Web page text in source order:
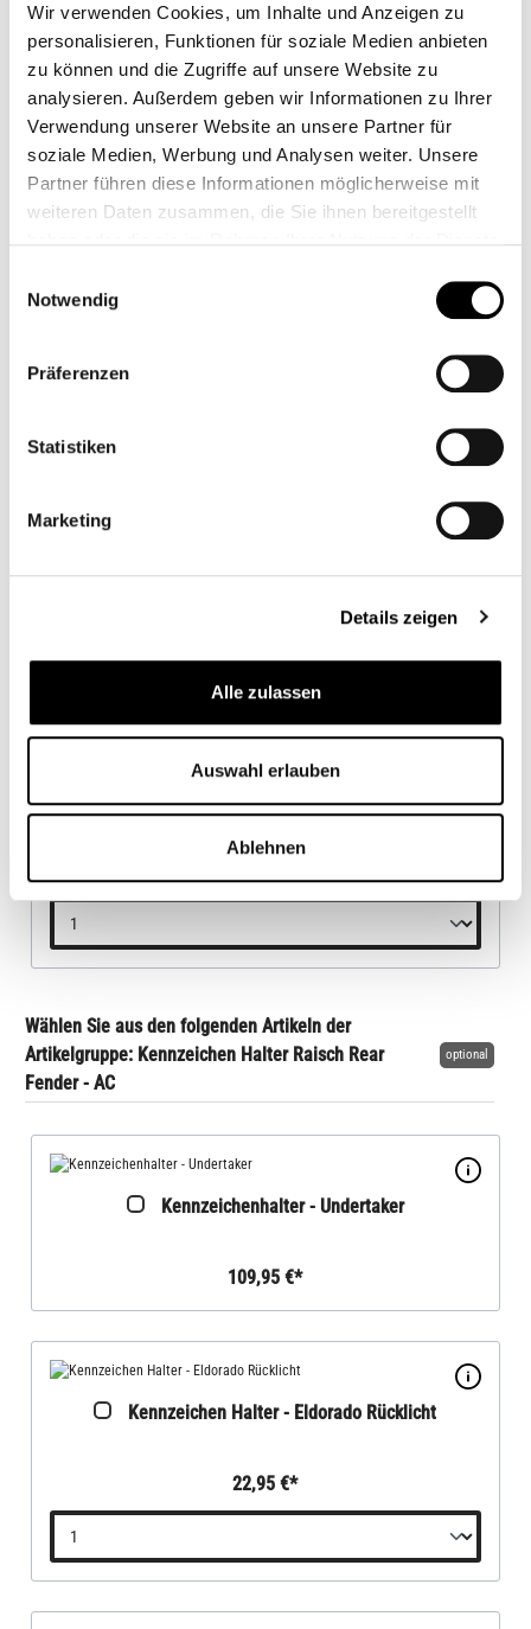
Wir verwenden Cookies, um Inhalte und Anzeigen zu
personalisieren, Funktionen für soziale Medien anbieten
zu können und die Zugriffe auf unsere Website zu
analysieren. Außerdem geben wir Informationen zu Ihrer
Verwendung unserer Website an unsere Partner für
soziale Medien, Werbung und Analysen weiter. Unsere
Partner führen diese Informationen möglicherweise mit
weiteren Daten zusammen, die Sie ihnen bereitgestellt
Notwendig
Präferenzen
Statistiken
Marketing
Details zeigen
Alle zulassen
Auswahl erlauben
Ablehnen
Blinkerverlegung Sitzbank
Blinker Halter Motone für KZ Halter
Wählen Sie aus den folgenden Artikeln der
Artikelgruppe: Kennzeichen Halter Raisch Rear
Fender - AC
optional
Kennzeichenhalter - Undertaker
109,95 €*
Kennzeichen Halter - Eldorado Rücklicht
22,95 €*